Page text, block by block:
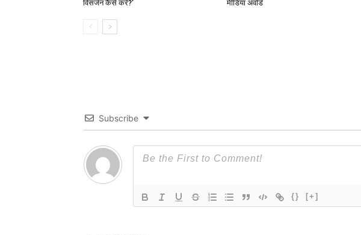
विसर्जन कैसे करें?’
मीडिया अवॉर्ड
Subscribe
{} [+]